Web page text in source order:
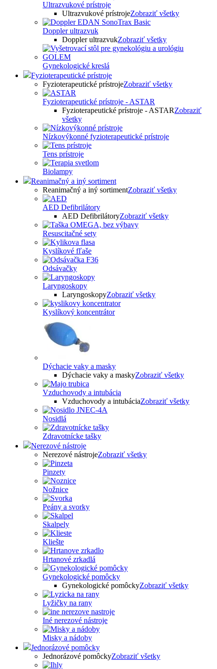
Ultrazvukové prístroje
Ultrazvukové prístrojeZobraziť všetky
Doppler ultrazvuk
Doppler ultrazvukZobraziť všetky
Gynekologické kreslá
Fyzioterapeutické prístroje
Fyzioterapeutické prístrojeZobraziť všetky
Fyzioterapeutické prístroje - ASTAR
Fyzioterapeutické prístroje - ASTARZobraziť
všetky
Nízkovýkonné fyzioterapeutické prístroje
Tens prístroje
Biolampy
Reanimačný a iný sortiment
Reanimačný a iný sortimentZobraziť všetky
AED Defibrilátory
AED DefibrilátoryZobraziť všetky
Resuscitačné sety
Kyslíkové fľaše
Odsávačky
Laryngoskopy
LaryngoskopyZobraziť všetky
Kyslíkový koncentrátor
Dýchacie vaky a masky
Dýchacie vaky a maskyZobraziť všetky
Vzduchovody a intubácia
Vzduchovody a intubáciaZobraziť všetky
Nosidlá
Zdravotnícke tašky
Nerezové nástroje
Nerezové nástrojeZobraziť všetky
Pinzety
Nožnice
Peány a svorky
Skalpely
Kliešte
Hrtanové zrkadlá
Gynekologické pomôcky
Gynekologické pomôckyZobraziť všetky
Lyžičky na rany
Iné nerezové nástroje
Misky a nádoby
Jednorázové pomôcky
Jednorázové pomôckyZobraziť všetky